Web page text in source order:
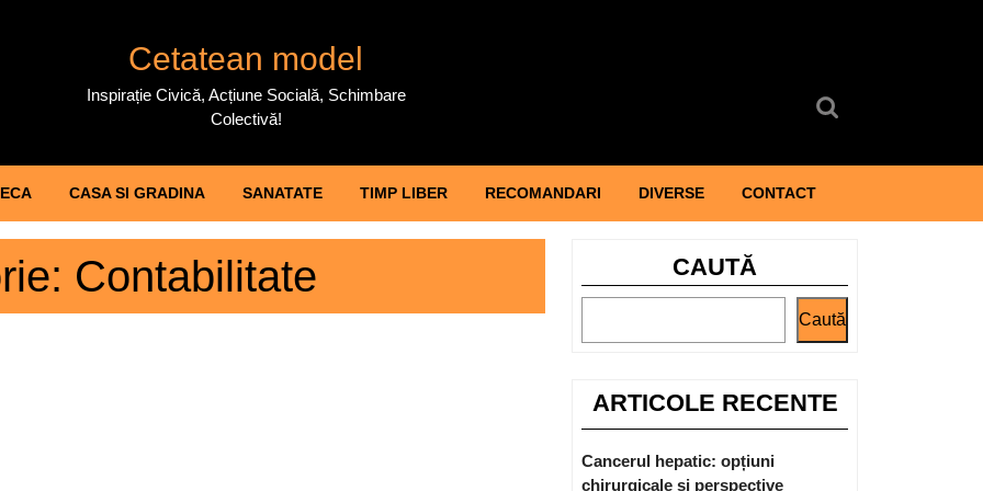
Cetatean model
Inspirație Civică, Acțiune Socială, Schimbare
Colectivă!
CASA SI GRADINA SANATATE TIMP LIBER RECOMANDARI DIVERSE CONTACT
Contabilitate CAUTĂ
Caută
ARTICOLE RECENTE
Cancerul hepatic: opțiuni
chirurgicale și perspective